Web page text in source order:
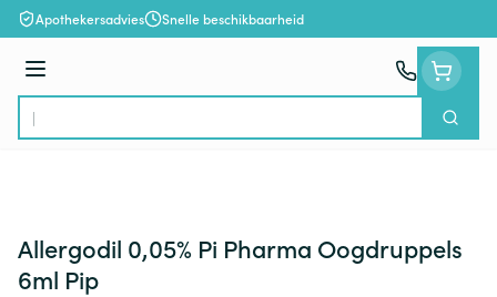
Ga naar de inhoud
Apothekersadvies Snelle beschikbaarheid
Menu
Product, merk, categorie...
Zoek
Allergodil 0,05% Pi Pharma Oogdruppels
6ml Pip